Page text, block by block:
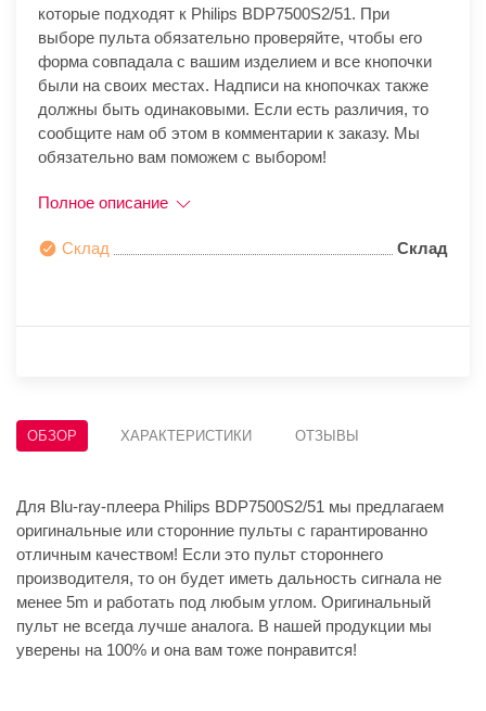
которые подходят к Philips BDP7500S2/51. При
выборе пульта обязательно проверяйте, чтобы его
форма совпадала с вашим изделием и все кнопочки
были на своих местах. Надписи на кнопочках также
должны быть одинаковыми. Если есть различия, то
сообщите нам об этом в комментарии к заказу. Мы
обязательно вам поможем с выбором!
Полное описание
Склад Склад
ОБЗОР ХАРАКТЕРИСТИКИ ОТЗЫВЫ
Для Blu-ray-плеера Philips BDP7500S2/51 мы предлагаем
оригинальные или сторонние пульты с гарантированно
отличным качеством! Если это пульт стороннего
производителя, то он будет иметь дальность сигнала не
менее 5m и работать под любым углом. Оригинальный
пульт не всегда лучше аналога. В нашей продукции мы
уверены на 100% и она вам тоже понравится!